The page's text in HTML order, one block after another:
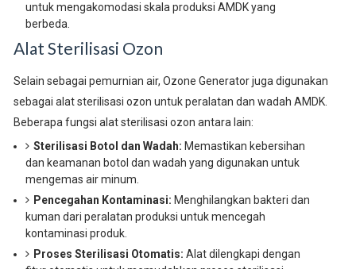
untuk mengakomodasi skala produksi AMDK yang
berbeda.
Alat Sterilisasi Ozon
Selain sebagai pemurnian air, Ozone Generator juga digunakan
sebagai alat sterilisasi ozon untuk peralatan dan wadah AMDK.
Beberapa fungsi alat sterilisasi ozon antara lain:
Sterilisasi Botol dan Wadah: Memastikan kebersihan
dan keamanan botol dan wadah yang digunakan untuk
mengemas air minum.
Pencegahan Kontaminasi: Menghilangkan bakteri dan
kuman dari peralatan produksi untuk mencegah
kontaminasi produk.
Proses Sterilisasi Otomatis: Alat dilengkapi dengan